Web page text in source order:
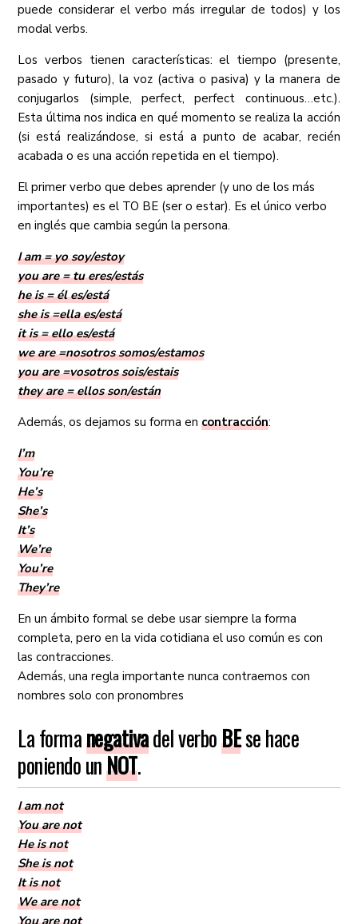
puede considerar el verbo más irregular de todos) y los
modal verbs.
Los verbos tienen características: el tiempo (presente,
pasado y futuro), la voz (activa o pasiva) y la manera de
conjugarlos (simple, perfect, perfect continuous…etc.).
Esta última nos indica en qué momento se realiza la acción
(si está realizándose, si está a punto de acabar, recién
acabada o es una acción repetida en el tiempo).
El primer verbo que debes aprender (y uno de los más
importantes) es el TO BE (ser o estar). Es el único verbo
en inglés que cambia según la persona.
I am = yo soy/estoy
you are = tu eres/estás
he is = él es/está
she is =ella es/está
it is = ello es/está
we are =nosotros somos/estamos
you are =vosotros sois/estais
they are = ellos son/están
Además, os dejamos su forma encontracción:
I’m
You’re
He’s
She’s
It’s
We’re
You’re
They’re
En un ámbito formal se debe usar siempre la forma
completa, pero en la vida cotidiana el uso común es con
las contracciones.
Además, unaregla importante nunca contraemos con
nombres solo con pronombres
La formanegativadel verboBEse hace
poniendo unNOT.
I am not
You are not
He is not
She is not
It is not
We are not
You are not